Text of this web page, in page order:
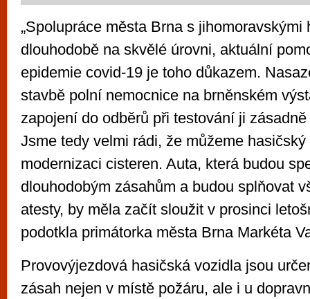
„Spolupráce města Brna s jihomoravskými
dlouhodobě na skvělé úrovni, aktuální
epidemie covid-19 je toho důkazem.
stavbě polní nemocnice na brněnském
zapojení do odběrů při testování ji
Jsme tedy velmi rádi, že můžeme
modernizaci cisteren. Auta, která budou
dlouhodobým zásahům a budou splňovat
atesty, by měla začít sloužit v prosinci
podotkla primátorka města Brna Markéta
Provovýjezdová hasičská vozidla jsou
zásah nejen v místě požáru, ale i u